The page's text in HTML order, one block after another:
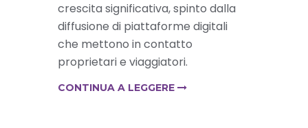
crescita significativa, spinto dalla
diffusione di piattaforme digitali
che mettono in contatto
proprietari e viaggiatori.
CONTINUA A LEGGERE